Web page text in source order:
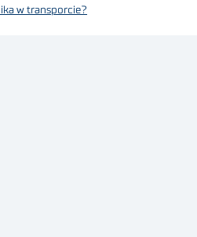
w transporcie?